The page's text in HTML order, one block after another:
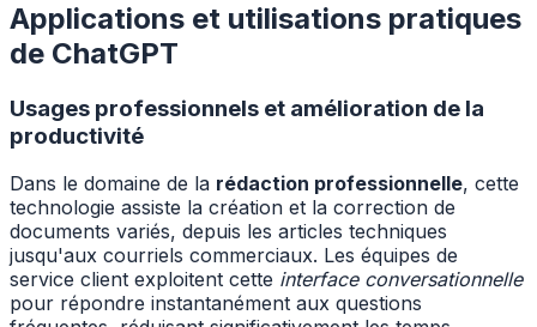
Applications et utilisations pratiques
de ChatGPT
Usages professionnels et amélioration de la
productivité
Dans le domaine de la rédaction professionnelle, cette
technologie assiste la création et la correction de
documents variés, depuis les articles techniques
jusqu'aux courriels commerciaux. Les équipes de
service client exploitent cette interface conversationnelle
pour répondre instantanément aux questions